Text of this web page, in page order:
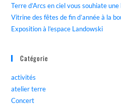
Terre d’Arcs en ciel vous souhiate
Vitrine des fêtes de fin d’année à la
Exposition à l’espace Landowski
Catégorie
activités
atelier terre
Concert